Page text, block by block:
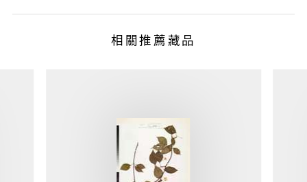
相關推薦藏品